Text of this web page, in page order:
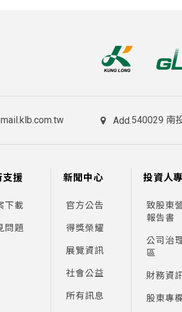
47 106
34 94 100
92 99
118
50 94 100
94
140 140
125
Add.540029 南
支援
下載
問題
新聞中心
官方公告
得獎榮耀
展覽資訊
社會公益
所有訊息
投資人
致股東
報告書
公司治
區
財務資
股東專欄